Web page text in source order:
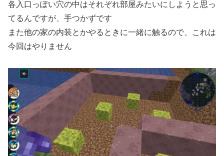
各入口っぽい穴の中はそれぞれ部屋みたいにしようと思っ
てるんですが、手つかずです
また他の家の内装とかやるときに一緒に触るので、これは
今回はやりません